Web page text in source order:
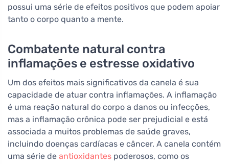
possui uma série de efeitos positivos que podem apoiar
tanto o corpo quanto a mente.
Combatente natural contra
inflamações e estresse oxidativo
Um dos efeitos mais significativos da canela é sua
capacidade de atuar contra inflamações. A inflamação
é uma reação natural do corpo a danos ou infecções,
mas a inflamação crônica pode ser prejudicial e está
associada a muitos problemas de saúde graves,
incluindo doenças cardíacas e câncer. A canela contém
uma série de antioxidantes poderosos, como os